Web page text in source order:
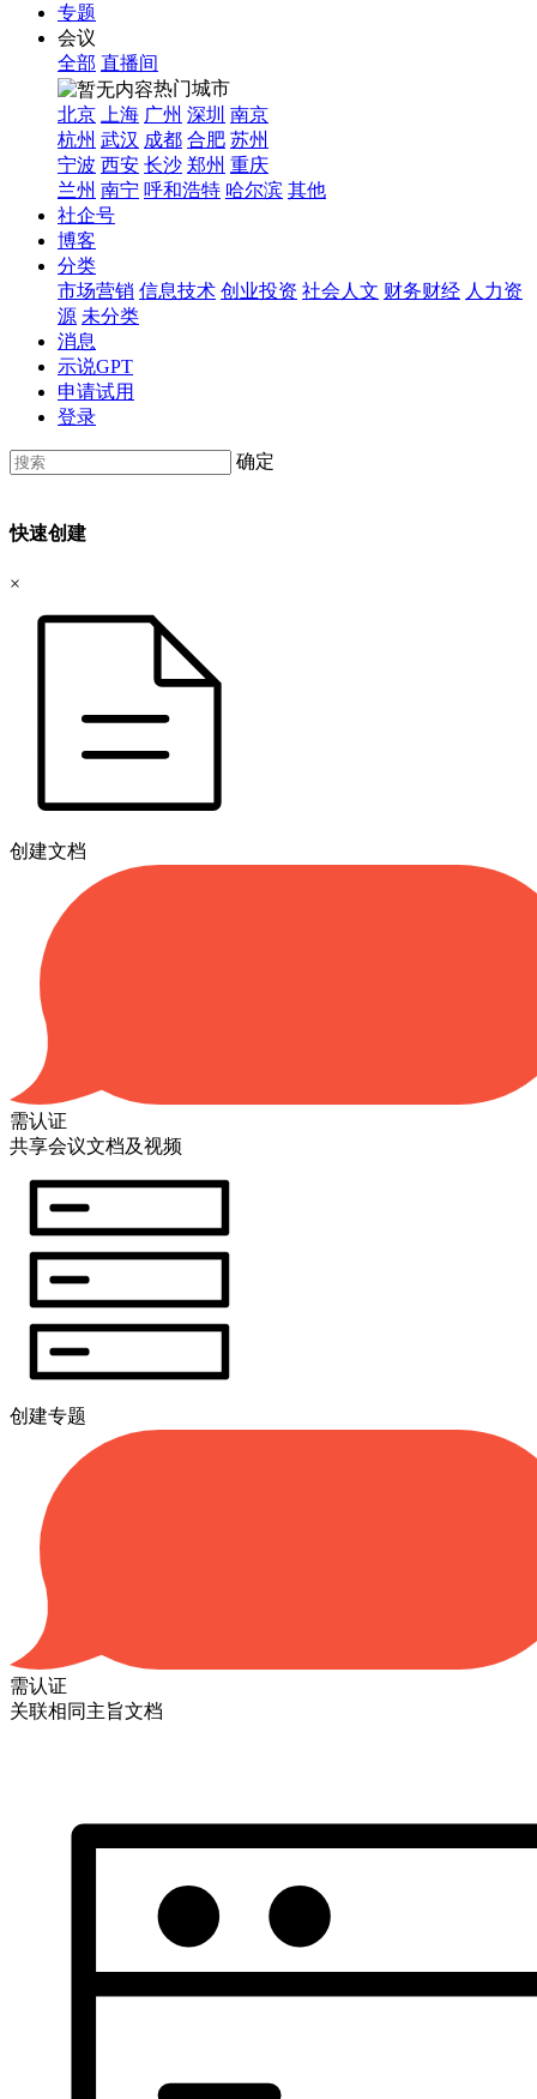
专题
会议
全部 直播间
热门城市
北京
上海 广州 深圳 南京
杭州 武汉 成都 合肥 苏州
宁波 西安 长沙 郑州 重庆
兰州 南宁 呼和浩特 哈尔滨 其他
社企号
博客
分类
市场营销 信息技术 创业投资 社会人文 财务财经 人力资
源 未分类
消息
示说GPT
申请试用
登录
确定
快速创建
×
创建文档
需认证
共享会议文档及视频
创建专题
需认证
关联相同主旨文档